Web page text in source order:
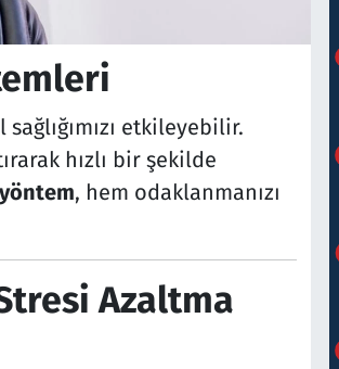
etkileyebilir.
hızlı bir şekilde
, hem odaklanmanızı
Azaltma